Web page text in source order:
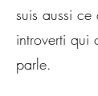
suis aussi
introverti qui
parle.